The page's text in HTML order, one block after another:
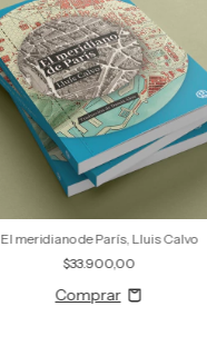
El meridiano de París, Lluis Calvo
$33.900,00